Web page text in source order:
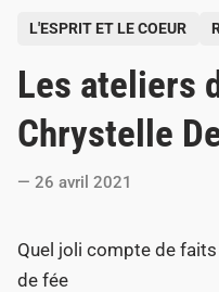
t
e
d
n
L'ESPRIT ET LE COEUR
Les ateliers
Chrystelle
26 avril 2021
Quel joli compte de
de fée